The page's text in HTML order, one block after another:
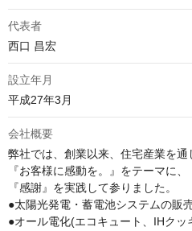
代表者
西口 昌宏
設立年月
平成27年3月
会社概要
弊社では、創業以来、住宅産業を通
『お客様に感動を。』をテーマに、
『感謝』を実践して参りました。
●太陽光発電・蓄電池システムの販
●オール電化(エコキュート、IHクッ